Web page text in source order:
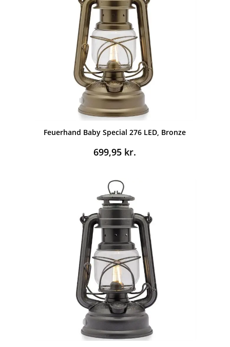
Feuerhand Baby Special 276 LED, Bronze
699,95 kr.